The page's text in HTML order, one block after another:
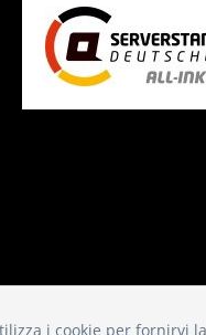
i cookie per fornirvi